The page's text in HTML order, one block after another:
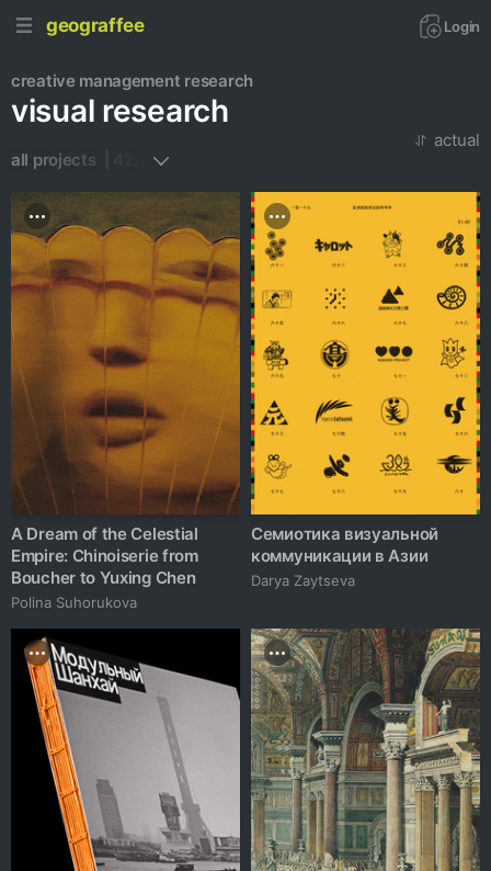
geograffee Login
creative management research
visual research
all projects  | 422
actual
A Dream of the Celestial
Empire: Chinoiserie from
Boucher to Yuxing Chen
Polina Suhorukova
Семиотика визуальной
коммуникации в Азии
Darya Zaytseva